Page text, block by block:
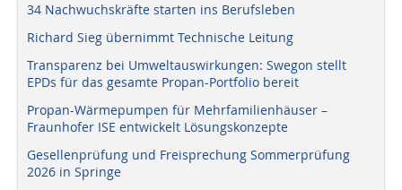
34 Nachwuchskräfte starten ins Berufsleben
Richard Sieg übernimmt Technische Leitung
Transparenz bei Umweltauswirkungen: Swegon stellt
EPDs für das gesamte Propan-Portfolio bereit
Propan-Wärmepumpen für Mehrfamilienhäuser –
Fraunhofer ISE entwickelt Lösungskonzepte
Gesellenprüfung und Freisprechung Sommerprüfung
2026 in Springe